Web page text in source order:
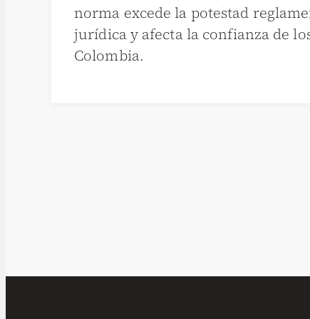
norma excede la potestad
jurídica y afecta la confianza de
Colombia.